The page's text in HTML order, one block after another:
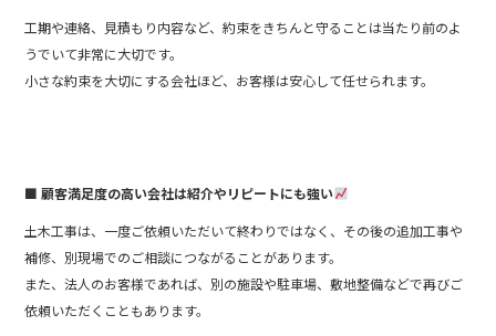
工期や連絡、見積もり内容など、約束をきちんと守ることは当たり前のよ
うでいて非常に大切です。
小さな約束を大切にする会社ほど、お客様は安心して任せられます。
■ 顧客満足度の高い会社は紹介やリピートにも強い
土木工事は、一度ご依頼いただいて終わりではなく、その後の追加工事や
補修、別現場でのご相談につながることがあります。
また、法人のお客様であれば、別の施設や駐車場、敷地整備などで再びご
依頼いただくこともあります。